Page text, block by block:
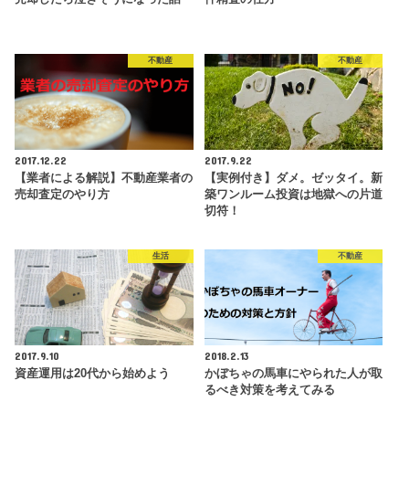
不動産
2017.12.22
【業者による解説】不動産業者の
売却査定のやり方
不動産
2017.9.22
【実例付き】ダメ。ゼッタイ。新
築ワンルーム投資は地獄への片道
切符！
生活
2017.9.10
資産運用は20代から始めよう
不動産
2018.2.13
かぼちゃの馬車にやられた人が取
るべき対策を考えてみる